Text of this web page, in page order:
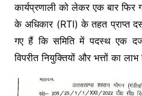
कार्यप्रणाली को लेकर एक बार
के अधिकार (RTI) के तहत प्राप्त
गए हैं कि समिति में पदस्थ एक
विपरीत नियुक्तियों और भत्तों का लाभ